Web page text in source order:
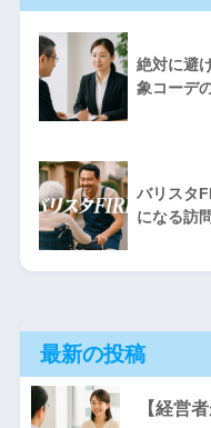
絶対に避
象コーデ
バリスタ
になる訪
最新の投稿
【経営